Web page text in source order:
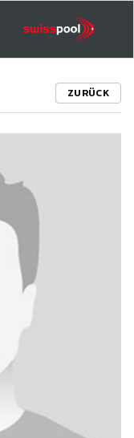
ZURÜCK